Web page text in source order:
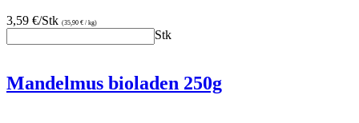
3,59 €/Stk (35,90 € / kg)
Stk
Mandelmus bioladen 250g